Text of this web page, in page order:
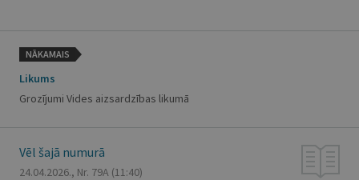
NĀKAMAIS
Likums
Grozījumi Vides aizsardzības likumā
Vēl šajā numurā
24.04.2026., Nr. 79A (11:40)